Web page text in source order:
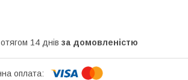
14 днів за домовленістю